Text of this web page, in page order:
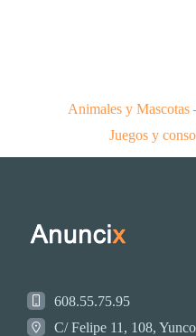
Animales y Mascotas
Juegos y
608.55.75.95
C/ Felipe 11, 108,